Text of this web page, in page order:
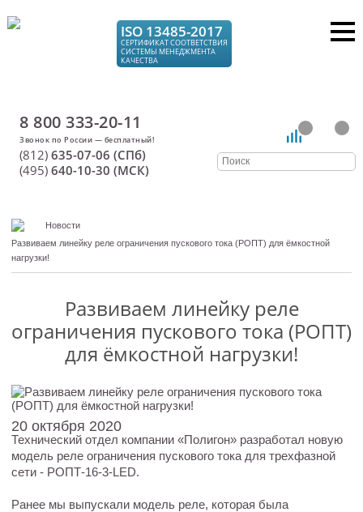
ISO 13485-2017
СЕРТИФИКАТ СООТВЕТСТВИЯ
СИСТЕМЫ МЕНЕДЖМЕНТА
КАЧЕСТВА
8 800 333-20-11
(812) 635-07-06 (СПб)
(495) 640-10-30 (МСК)
Новости
Развиваем линейку реле ограничения пускового тока (РОПТ) для ёмкостной
нагрузки!
Развиваем линейку реле
ограничения пускового тока (РОПТ)
для ёмкостной нагрузки!
20 октября 2020
Технический отдел компании «Полигон» разработал новую
модель реле ограничения пускового тока для трехфазной
сети - РОПТ-16-3-LED.
Ранее мы выпускали модель реле, которая была